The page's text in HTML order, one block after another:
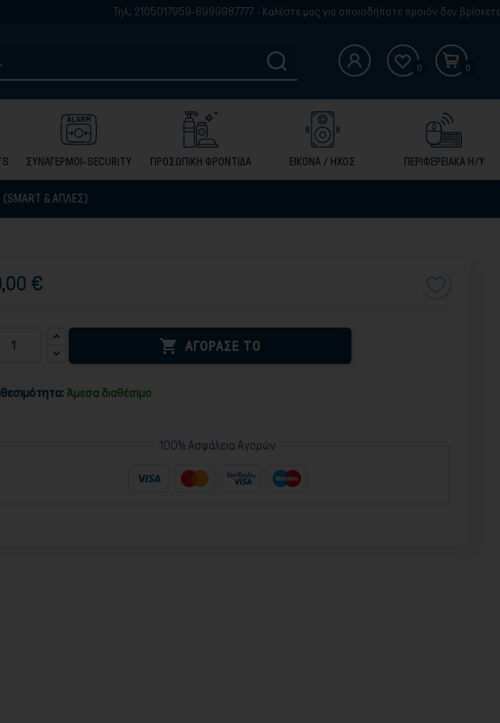
Τηλ. 2105017959-6999987777 - Καλέστε μας για οποιοδήποτε προιόν δεν βρίσκετε στην
0 0
ΕΙΚΟΝΑ / ΗΧΟΣ ΠΕΡΙΦΕΡΕΙΑΚΑ Η/Υ
ΠΡΟΣΩΠΙΚΗ ΦΡΟΝΤΙΔΑ
ΣΥΝΑΓΕΡΜΟΙ-SECURITY
& ΑΠΛΕΣ)
€
 ΑΓΟΡΑΣΕ ΤΟ
Άμεσα διαθέσιμο
100% Ασφάλεια Αγορών